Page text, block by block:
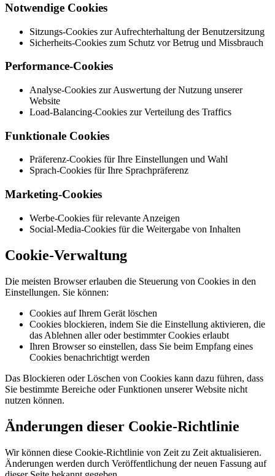
Notwendige Cookies
Sitzungs-Cookies zur Aufrechterhaltung der Benutzersitzung
Sicherheits-Cookies zum Schutz vor Betrug und Missbrauch
Performance-Cookies
Analyse-Cookies zur Auswertung der Nutzung unserer
Website
Load-Balancing-Cookies zur Verteilung des Traffics
Funktionale Cookies
Präferenz-Cookies für Ihre Einstellungen und Wahl
Sprach-Cookies für Ihre Sprachpräferenz
Marketing-Cookies
Werbe-Cookies für relevante Anzeigen
Social-Media-Cookies für die Weitergabe von Inhalten
Cookie-Verwaltung
Die meisten Browser erlauben die Steuerung von Cookies in den
Einstellungen. Sie können:
Cookies auf Ihrem Gerät löschen
Cookies blockieren, indem Sie die Einstellung aktivieren, die
das Ablehnen aller oder bestimmter Cookies erlaubt
Ihren Browser so einstellen, dass Sie beim Empfang eines
Cookies benachrichtigt werden
Das Blockieren oder Löschen von Cookies kann dazu führen, dass
Sie bestimmte Bereiche oder Funktionen unserer Website nicht
nutzen können.
Änderungen dieser Cookie-Richtlinie
Wir können diese Cookie-Richtlinie von Zeit zu Zeit aktualisieren.
Änderungen werden durch Veröffentlichung der neuen Fassung auf